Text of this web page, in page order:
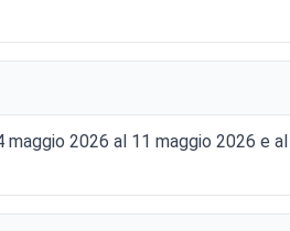
2026 al 11 maggio 2026 e